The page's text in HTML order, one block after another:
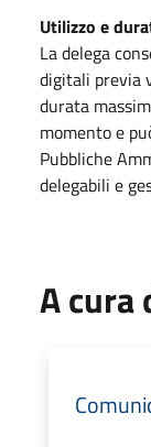
Utilizzo e
La delega
digitali previa
durata
momento e
Pubbliche
delegabili e
A cura